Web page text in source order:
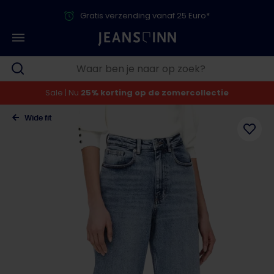
Gratis verzending vanaf 25 Euro*
Sale | Nu 25% korting op de zomercollectie
Wide fit